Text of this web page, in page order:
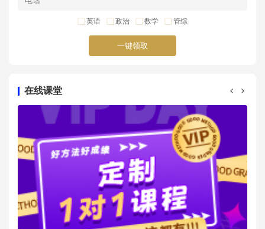
英语 政治 数学 管综
一键领取
在线课堂